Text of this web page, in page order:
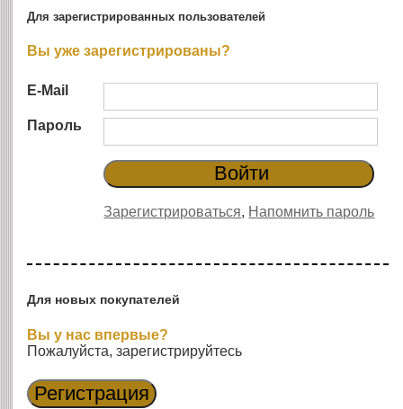
Для зарегистрированных пользователей
Вы уже зарегистрированы?
E-Mail
Пароль
Зарегистрироваться, Напомнить пароль
Для новых покупателей
Вы у нас впервые?
Пожалуйста, зарегистрируйтесь